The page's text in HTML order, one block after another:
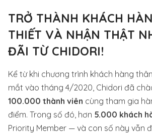
TRỞ THÀNH KHÁCH
THIẾT VÀ NHẬN THẬT
ĐÃI TỪ CHIDORI!
Kể từ khi chương trình khách hàng
mắt vào tháng 4/2020, Chidori đã
100.000 thành viên cùng tham gia
điểm. Trong số đó, hơn 5.000 khách
Priority Member — và con số này vẫn